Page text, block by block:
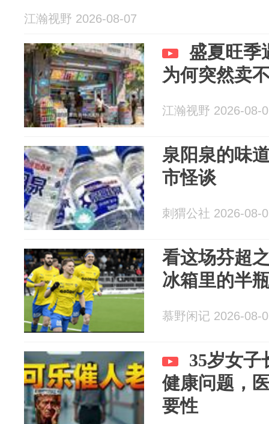
江瀚视野 2026-08-07
盛夏旺季
为何突然卖
江瀚视野 2026-08-
泉阳泉的味
市怪谈
刺猬公社 2026-08-
看这场芬超
冰箱里的半
慕野闲记 2026-08-
35岁女子
健康问题，
要性